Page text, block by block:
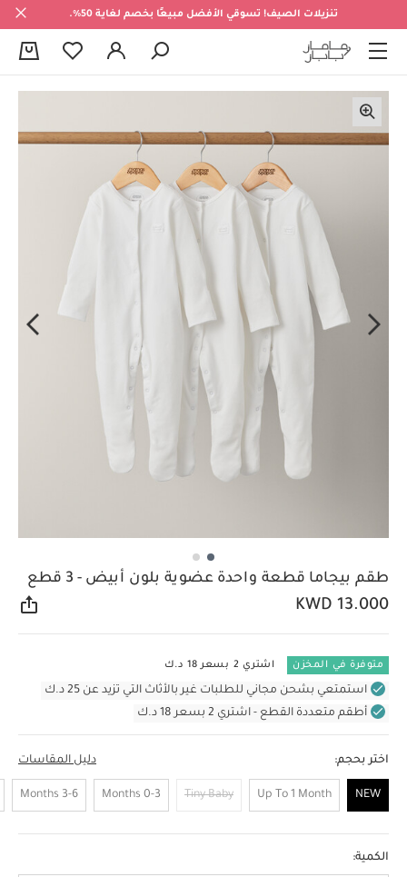
تنزيلات الصيف! تسوقي الأفضل مبيعًا بخصم لغاية 50%.
طقم بيجاما قطعة واحدة عضوية بلون أبيض - 3 قطع
KWD 13.000
متوفرة في المخزن اشتري 2 بسعر 18 د.ك
استمتعي بشحن مجاني للطلبات غير بالأثاث التي تزيد عن 25 د.ك
أطقم متعددة القطع - اشتري 2 بسعر 18 د.ك
اختر بحجم: دليل المقاسات
NEW
Up To 1 Month
Tiny Baby
0-3 Months
3-6 Months
الكمية: